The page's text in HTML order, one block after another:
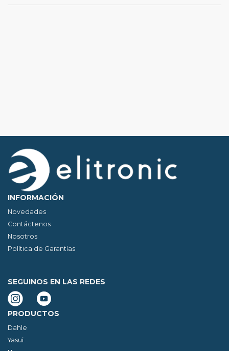
INFORMACIÓN
Novedades
Contáctenos
Nosotros
Política de Garantías
SEGUINOS EN LAS REDES
PRODUCTOS
Dahle
Yasui